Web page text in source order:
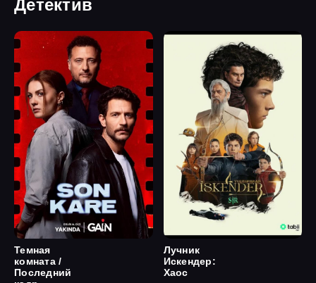
Детектив
Темная
комната /
Последний
Лучник
Искендер:
Хаос